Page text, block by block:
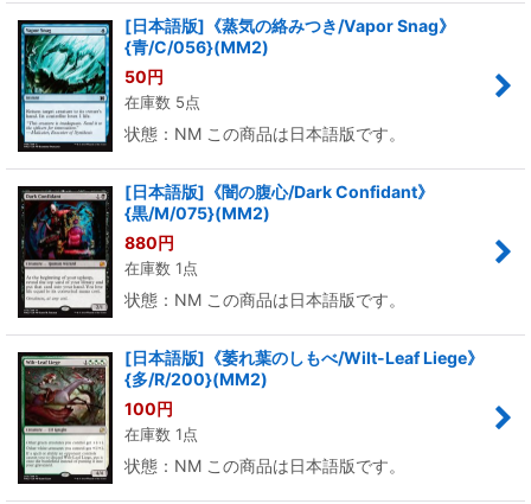
[日本語版]《蒸気の絡みつき/Vapor Snag》
{青/C/056}(MM2)
50円
在庫数 5点
状態：NM この商品は日本語版です。
[日本語版]《闇の腹心/Dark Confidant》
{黒/M/075}(MM2)
880円
在庫数 1点
状態：NM この商品は日本語版です。
[日本語版]《萎れ葉のしもべ/Wilt-Leaf Liege》
{多/R/200}(MM2)
100円
在庫数 1点
状態：NM この商品は日本語版です。